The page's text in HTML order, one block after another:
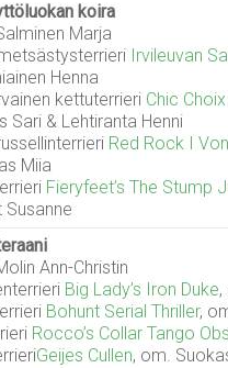
koira
Marja
Irvileuvan
Henna
kettuterrieri Chic
Sari & Lehtiranta Henni
Red Rock I
Miia
Fieryfeet’s The Stump
Ann-Christin
Big Lady’s Iron Duke
Bohunt Serial Thriller,
Rocco’s Collar Tango
Geijes Cullen, om.